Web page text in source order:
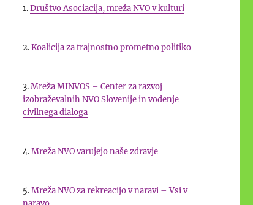
1.Društvo Asociacija, mreža NVO v kulturi
2.Koalicija za trajnostno prometno politiko
3.Mreža MINVOS – Center za razvoj
izobraževalnih NVO Slovenije in vodenje
civilnega dialoga
4.Mreža NVO varujejo naše zdravje
5.Mreža NVO za rekreacijo v naravi – Vsi v